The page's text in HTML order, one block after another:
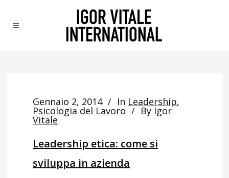
Gennaio 2, 2014 In Leadership,
Psicologia del Lavoro By Igor
Vitale
Leadership etica: come si
sviluppa in azienda